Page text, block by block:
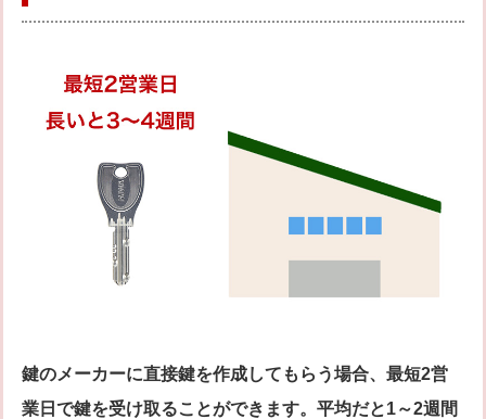
鍵のメーカーに直接鍵を作成してもらう場合、最短2営
業日で鍵を受け取ることができます。平均だと1～2週間